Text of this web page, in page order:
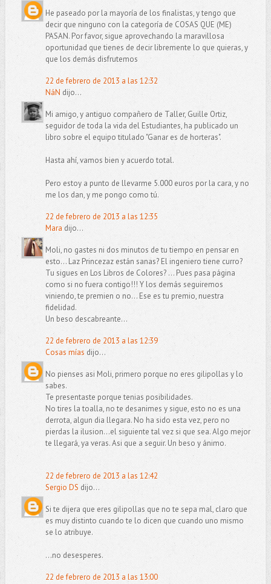
He paseado por la mayoría de los finalistas, y tengo que
decir que ninguno con la categoría de COSAS QUE (ME)
PASAN. Por favor, sigue aprovechando la maravillosa
oportunidad que tienes de decir libremente lo que quieras, y
que los demás disfrutemos
22 de febrero de 2013 a las 12:32
NáN dijo...
Mi amigo, y antiguo compañero de Taller, Guille Ortiz,
seguidor de toda la vida del Estudiantes, ha publicado un
libro sobre el equipo titulado "Ganar es de horteras".
Hasta ahí, vamos bien y acuerdo total.
Pero estoy a punto de llevarme 5.000 euros por la cara, y no
me los dan, y me pongo como tú.
22 de febrero de 2013 a las 12:35
Mara dijo...
Moli, no gastes ni dos minutos de tu tiempo en pensar en
esto... Laz Princezaz están sanas? El ingeniero tiene curro?
Tu sigues en Los Libros de Colores? ... Pues pasa página
como si no fuera contigo!!! Y los demás seguiremos
viniendo, te premien o no... Ese es tu premio, nuestra
fidelidad.
Un beso descabreante...
22 de febrero de 2013 a las 12:39
Cosas mías dijo...
No pienses asi Moli, primero porque no eres gilipollas y lo
sabes.
Te presentaste porque tenias posibilidades.
No tires la toalla, no te desanimes y sigue, esto no es una
derrota, algun dia llegara. No ha sido esta vez, pero no
pierdas la ilusion...el siguiente tal vez si que sea. Algo mejor
te llegará, ya veras. Asi que a seguir. Un beso y ánimo.
22 de febrero de 2013 a las 12:42
Sergio DS dijo...
Si te dijera que eres gilipollas que no te sepa mal, claro que
es muy distinto cuando te lo dicen que cuando uno mismo
se lo atribuye.
...no desesperes.
22 de febrero de 2013 a las 13:00